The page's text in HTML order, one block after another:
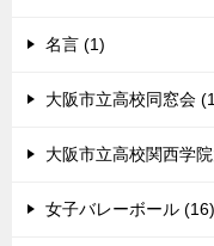
名言 (1)
大阪市立高校同窓会
大阪市立高校関西学
女子バレーボール (16)